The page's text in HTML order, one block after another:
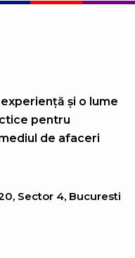
și o lume
pentru
de afaceri
Sector 4, Bucuresti